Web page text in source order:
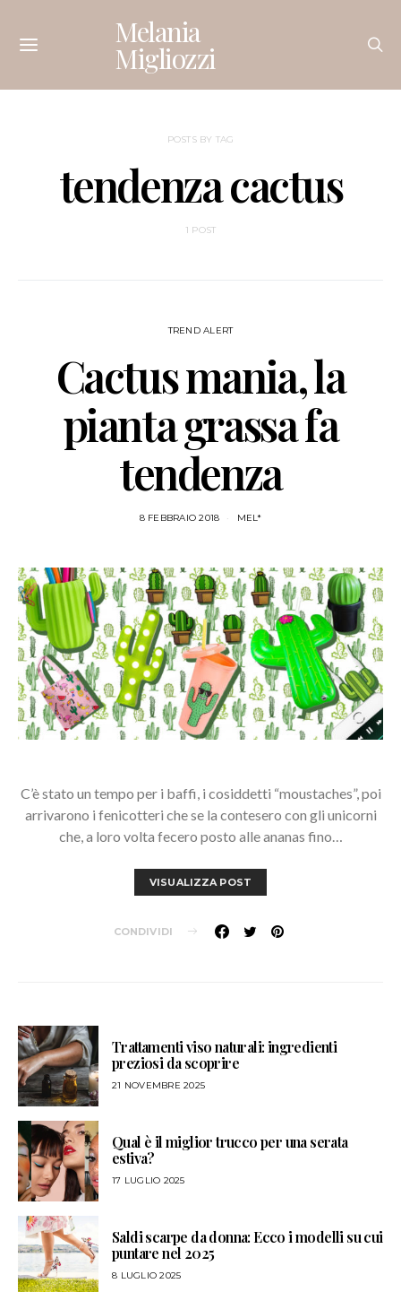
Melania
Migliozzi
POSTS BY TAG
tendenza cactus
1 POST
TREND ALERT
Cactus mania, la
pianta grassa fa
tendenza
8 FEBBRAIO 2018 MEL*
C’è stato un tempo per i baffi, i cosiddetti “moustaches”, poi
arrivarono i fenicotteri che se la contesero con gli unicorni
che, a loro volta fecero posto alle ananas fino…
VISUALIZZA POST
CONDIVIDI
Trattamenti viso naturali: ingredienti
preziosi da scoprire
21 NOVEMBRE 2025
Qual è il miglior trucco per una serata
estiva?
17 LUGLIO 2025
Saldi scarpe da donna: Ecco i modelli su cui
puntare nel 2025
8 LUGLIO 2025